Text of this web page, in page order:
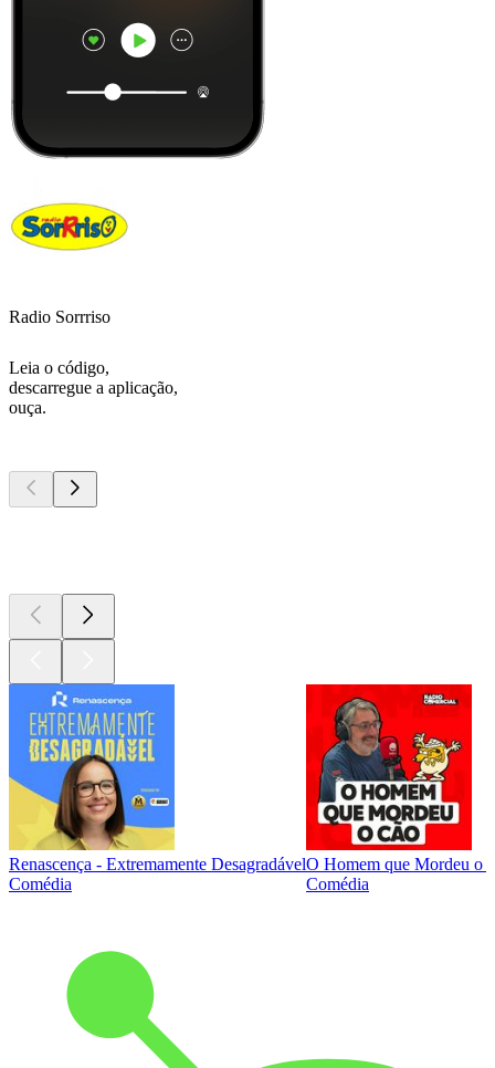
Radio Sorrriso
Leia o código,
descarregue a aplicação,
ouça.
Renascença - Extremamente Desagradável
Comédia
O Homem que Mordeu o
Comédia